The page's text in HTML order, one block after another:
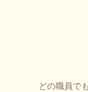
どの職員で